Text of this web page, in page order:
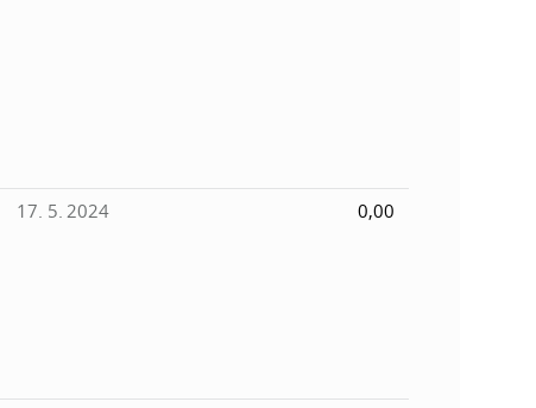
17. 5. 2024 0,00